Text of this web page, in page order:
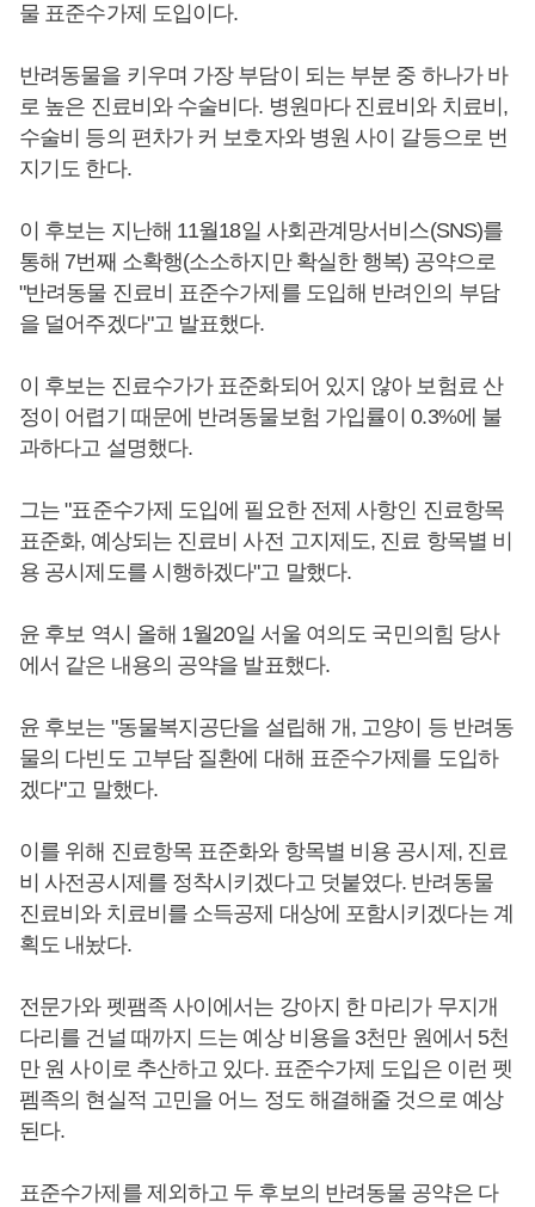
물 표준수가제 도입이다.
반려동물을 키우며 가장 부담이 되는 부분 중 하나가 바
로 높은 진료비와 수술비다. 병원마다 진료비와 치료비,
수술비 등의 편차가 커 보호자와 병원 사이 갈등으로 번
지기도 한다.
이 후보는 지난해 11월18일 사회관계망서비스(SNS)를
통해 7번째 소확행(소소하지만 확실한 행복) 공약으로
"반려동물 진료비 표준수가제를 도입해 반려인의 부담
을 덜어주겠다"고 발표했다.
이 후보는 진료수가가 표준화되어 있지 않아 보험료 산
정이 어렵기 때문에 반려동물보험 가입률이 0.3%에 불
과하다고 설명했다.
그는 "표준수가제 도입에 필요한 전제 사항인 진료항목
표준화, 예상되는 진료비 사전 고지제도, 진료 항목별 비
용 공시제도를 시행하겠다"고 말했다.
윤 후보 역시 올해 1월20일 서울 여의도 국민의힘 당사
에서 같은 내용의 공약을 발표했다.
윤 후보는 "동물복지공단을 설립해 개, 고양이 등 반려동
물의 다빈도 고부담 질환에 대해 표준수가제를 도입하
겠다"고 말했다.
이를 위해 진료항목 표준화와 항목별 비용 공시제, 진료
비 사전공시제를 정착시키겠다고 덧붙였다. 반려동물
진료비와 치료비를 소득공제 대상에 포함시키겠다는 계
획도 내놨다.
전문가와 펫팸족 사이에서는 강아지 한 마리가 무지개
다리를 건널 때까지 드는 예상 비용을 3천만 원에서 5천
만 원 사이로 추산하고 있다. 표준수가제 도입은 이런 펫
펨족의 현실적 고민을 어느 정도 해결해줄 것으로 예상
된다.
표준수가제를 제외하고 두 후보의 반려동물 공약은 다